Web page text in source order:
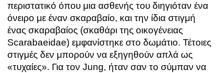
περιστατικό όπου μια ασθενής του διηγιόταν ένα
όνειρο με έναν σκαραβαίο, και την ίδια στιγμή
ένας σκαραβαίος (σκαθάρι της οικογένειας
Scarabaeidae) εμφανίστηκε στο δωμάτιο. Τέτοιες
στιγμές δεν μπορούν να εξηγηθούν απλά ως
«τυχαίες». Για τον Jung, ήταν σαν το σύμπαν να